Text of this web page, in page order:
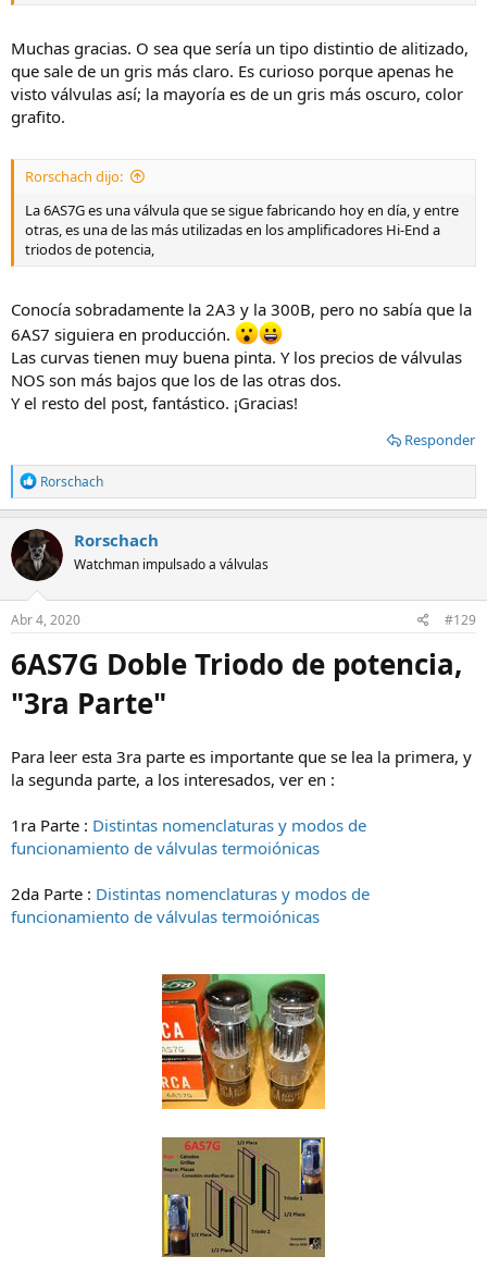
Muchas gracias. O sea que sería un tipo distintio de alitizado,
que sale de un gris más claro. Es curioso porque apenas he
visto válvulas así; la mayoría es de un gris más oscuro, color
grafito.
Rorschach dijo:
La 6AS7G es una válvula que se sigue fabricando hoy en día, y entre
otras, es una de las más utilizadas en los amplificadores Hi-End a
triodos de potencia,
Conocía sobradamente la 2A3 y la 300B, pero no sabía que la
6AS7 siguiera en producción.
Las curvas tienen muy buena pinta. Y los precios de válvulas
NOS son más bajos que los de las otras dos.
Y el resto del post, fantástico. ¡Gracias!
Responder
R
e
a
c
t
i
o
n
s
Rorschach
Rorschach
Watchman impulsado a válvulas
Abr 4, 2020 #129
6AS7G Doble Triodo de potencia,
"3ra Parte"
Para leer esta 3ra parte es importante que se lea la primera, y
la segunda parte, a los interesados, ver en :
1ra Parte : Distintas nomenclaturas y modos de
funcionamiento de válvulas termoiónicas
2da Parte : Distintas nomenclaturas y modos de
funcionamiento de válvulas termoiónicas